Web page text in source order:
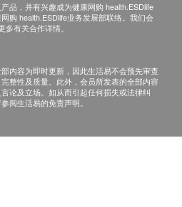
电话与微信：+86
医生会按预约时间主动联络
提前1个工作日预约具体时间
电话与微信：+86
体检客户在约定时间到深圳
及深圳柏龄中医
品，并有兴趣成为健康网购 health.ESDlife
购 health.ESDlife业务发展部联络。我们会
有关合作详情。
内容为即时更新，因此生活易不会预先审查
整性及质量。此外，会员所发表的全部内容
论及立场。如从而引起任何损失或法律纠
阅生活易的免责声明。